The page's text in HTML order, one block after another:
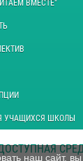
ВМЕСТЕ"
УЧАЩИХСЯ ШКОЛЫ
наш сайт,